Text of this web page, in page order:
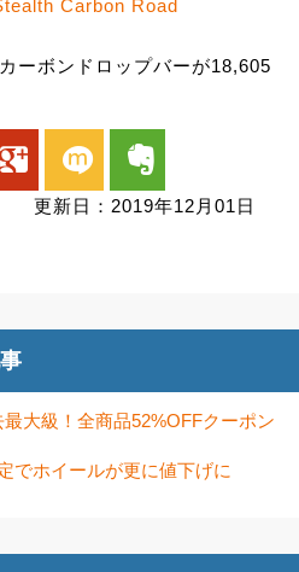
Carbon Road
ーボンドロップバーが18,605
google mixi evernote
更新日：2019年12月01日
大級！全商品52%OFFクーポン
でホイールが更に値下げに